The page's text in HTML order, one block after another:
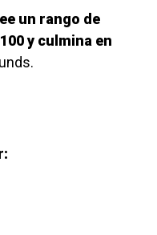
un rango de
y culmina en